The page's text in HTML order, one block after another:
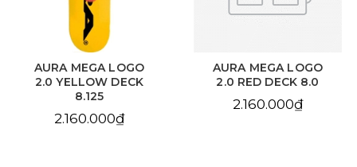
AURA MEGA LOGO
2.0 RED DECK 8.0
2.160.000₫
AURA CHAIN EYE
LOVE SKY BLUE DECK
8.125